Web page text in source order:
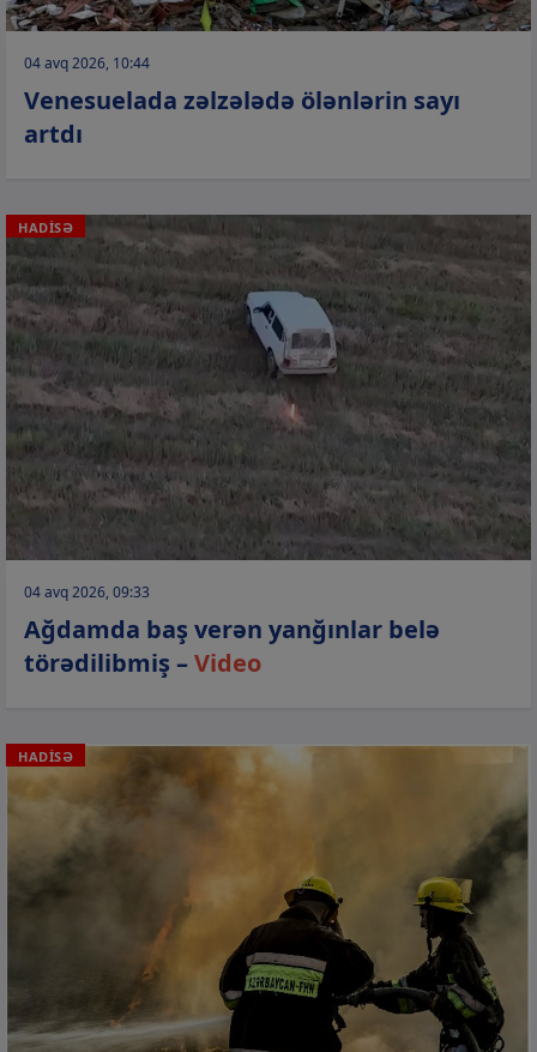
04 avq 2026, 10:44
Venesuelada zəlzələdə ölənlərin sayı
artdı
HADİSƏ
04 avq 2026, 09:33
Ağdamda baş verən yanğınlar belə
törədilibmiş –Video
HADİSƏ